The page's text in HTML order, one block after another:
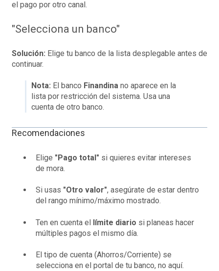
el pago por otro canal.
"Selecciona un banco"
Solución: Elige tu banco de la lista desplegable antes de
continuar.
Nota: El banco Finandina no aparece en la
lista por restricción del sistema. Usa una
cuenta de otro banco.
Recomendaciones
Elige "Pago total" si quieres evitar intereses
de mora.
Si usas "Otro valor", asegúrate de estar dentro
del rango mínimo/máximo mostrado.
Ten en cuenta el límite diario si planeas hacer
múltiples pagos el mismo día.
El tipo de cuenta (Ahorros/Corriente) se
selecciona en el portal de tu banco, no aquí.